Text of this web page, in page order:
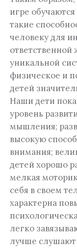
игре
такие
человеку для
уникальной
физическое и
детей
Наши дети
уровень
мышления;
высокую
внимания;
детей хорошо
мелкая
себя в своем
характерна
легко
лучше слушают